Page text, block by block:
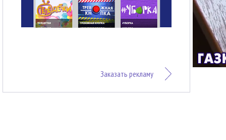
Заказать рекламу